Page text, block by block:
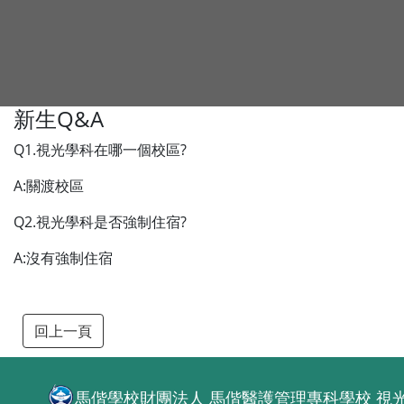
新生Q&A
Q1.視光學科在哪一個校區?
A:關渡校區
Q2.視光學科是否強制住宿?
A:沒有強制住宿
回上一頁
馬偕學校財團法人 馬偕醫護管理專科學校視